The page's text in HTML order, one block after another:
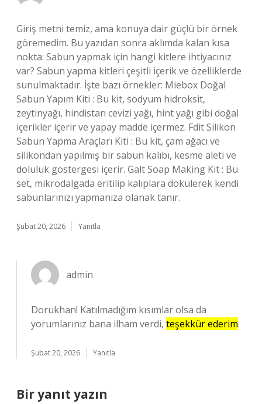
Giriş metni temiz, ama konuya dair güçlü bir örnek
göremedim. Bu yazıdan sonra aklımda kalan kısa
nokta: Sabun yapmak için hangi kitlere ihtiyacınız
var? Sabun yapma kitleri çeşitli içerik ve özelliklerde
sunulmaktadır. İşte bazı örnekler: Miebox Doğal
Sabun Yapım Kiti : Bu kit, sodyum hidroksit,
zeytinyağı, hindistan cevizi yağı, hint yağı gibi doğal
içerikler içerir ve yapay madde içermez. Fdit Silikon
Sabun Yapma Araçları Kiti : Bu kit, çam ağacı ve
silikondan yapılmış bir sabun kalıbı, kesme aleti ve
doluluk göstergesi içerir. Galt Soap Making Kit : Bu
set, mikrodalgada eritilip kalıplara dökülerek kendi
sabunlarınızı yapmanıza olanak tanır.
Şubat 20, 2026 Yanıtla
admin
Dorukhan! Katılmadığım kısımlar olsa da
yorumlarınız bana ilham verdi, teşekkür ederim.
Şubat 20, 2026 Yanıtla
Bir yanıt yazın